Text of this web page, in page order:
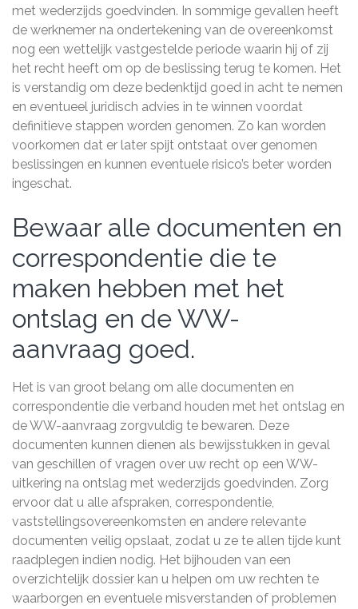
met wederzijds goedvinden. In sommige gevallen heeft
de werknemer na ondertekening van de overeenkomst
nog een wettelijk vastgestelde periode waarin hij of zij
het recht heeft om op de beslissing terug te komen. Het
is verstandig om deze bedenktijd goed in acht te nemen
en eventueel juridisch advies in te winnen voordat
definitieve stappen worden genomen. Zo kan worden
voorkomen dat er later spijt ontstaat over genomen
beslissingen en kunnen eventuele risico’s beter worden
ingeschat.
Bewaar alle documenten en
correspondentie die te
maken hebben met het
ontslag en de WW-
aanvraag goed.
Het is van groot belang om alle documenten en
correspondentie die verband houden met het ontslag en
de WW-aanvraag zorgvuldig te bewaren. Deze
documenten kunnen dienen als bewijsstukken in geval
van geschillen of vragen over uw recht op een WW-
uitkering na ontslag met wederzijds goedvinden. Zorg
ervoor dat u alle afspraken, correspondentie,
vaststellingsovereenkomsten en andere relevante
documenten veilig opslaat, zodat u ze te allen tijde kunt
raadplegen indien nodig. Het bijhouden van een
overzichtelijk dossier kan u helpen om uw rechten te
waarborgen en eventuele misverstanden of problemen